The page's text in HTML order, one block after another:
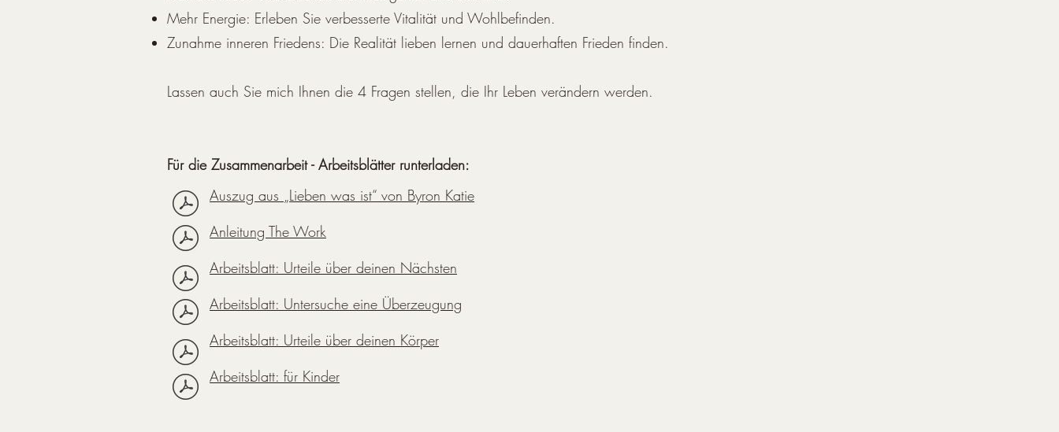
Mehr Energie: Erleben Sie verbesserte Vitalität und Wohlbefinden.
Zunahme inneren Friedens: Die Realität lieben lernen und dauerhaften Frieden finden.
Lassen auch Sie mich Ihnen die 4 Fragen stellen, die Ihr Leben verändern werden.
Für die Zusammenarbeit - Arbeitsblätter runterladen:
Auszug aus „Lieben was ist“ von Byron Katie
Anleitung The Work
Arbeitsblatt: Urteile über deinen Nächsten
Arbeitsblatt: Untersuche eine Überzeugung
Arbeitsblatt: Urteile über deinen Körper
Arbeitsblatt: für Kinder